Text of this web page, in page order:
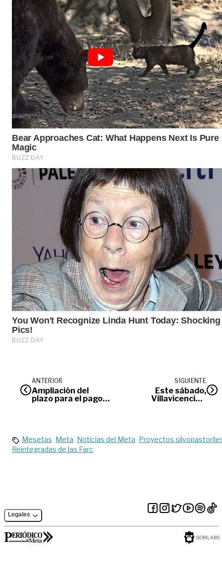
ANTERIOR
Ampliación del
plazo para el pago
SIGUIENTE
Este sábado,
Villavicencio y
Mesetas Meta Noticias del Meta Proyectos
Reintegradas de las Farc
Legales
GORILABS